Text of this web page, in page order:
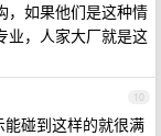
，如果他们是这种情
业，人家大厂就是这
10
碰到这样的就很满